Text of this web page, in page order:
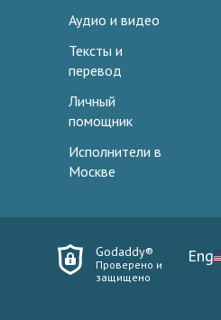
Аудио и видео
Тексты и
перевод
Личный
помощник
Исполнители в
Москве
Godaddy®
Проверено и
защищено
Eng